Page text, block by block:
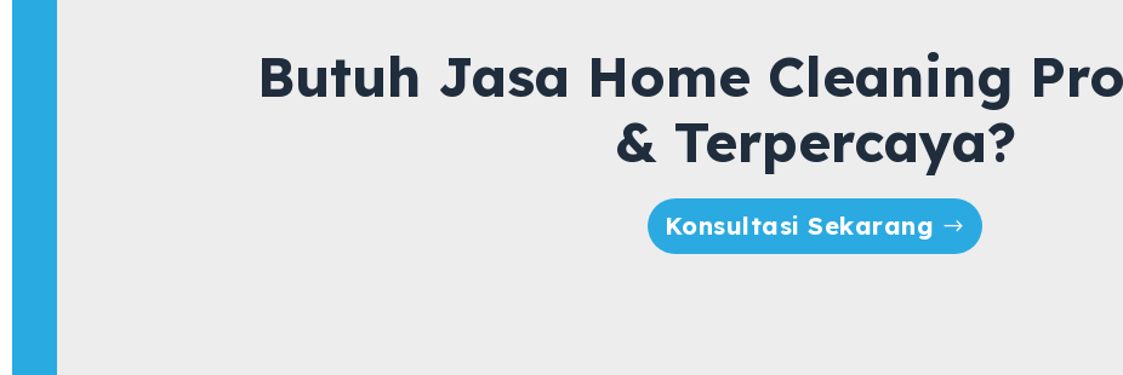
Butuh Jasa Home Cleaning
& Terpercaya?
Konsultasi Sekarang